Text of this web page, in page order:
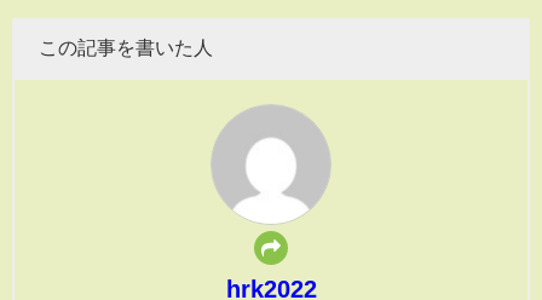
この記事を書いた人
hrk2022